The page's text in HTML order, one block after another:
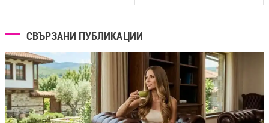
СВЪРЗАНИ ПУБЛИКАЦИИ